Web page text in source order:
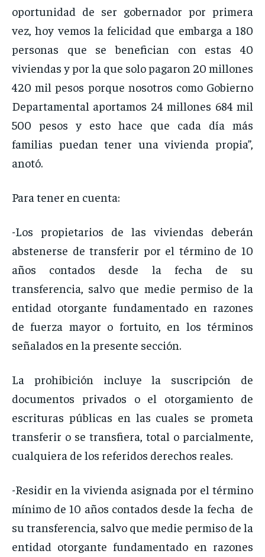
oportunidad de ser gobernador por primera
vez, hoy vemos la felicidad que embarga a 180
personas que se benefician con estas 40
viviendas y por la que solo pagaron 20 millones
420 mil pesos porque nosotros como Gobierno
Departamental aportamos 24 millones 684 mil
500 pesos y esto hace que cada día más
familias puedan tener una vivienda propia”,
anotó.
Para tener en cuenta:
-Los propietarios de las viviendas deberán
abstenerse de transferir por el término de 10
años contados desde la fecha de su
transferencia, salvo que medie permiso de la
entidad otorgante fundamentado en razones
de fuerza mayor o fortuito, en los términos
señalados en la presente sección.
La prohibición incluye la suscripción de
documentos privados o el otorgamiento de
escrituras públicas en las cuales se prometa
transferir o se transfiera, total o parcialmente,
cualquiera de los referidos derechos reales.
-Residir en la vivienda asignada por el término
mínimo de 10 años contados desde la fecha de
su transferencia, salvo que medie permiso de la
entidad otorgante fundamentado en razones